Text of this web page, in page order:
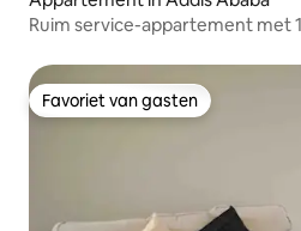
Ruim service-appartement met
Favoriet van gasten
Favoriet van gasten